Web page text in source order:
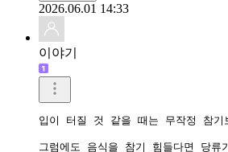
2026.06.01 14:33
이야기
입이 터질 것 같을 때는 무작정 참
그럼에도 음식을 참기 힘들다면 당